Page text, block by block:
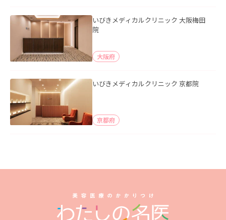
いびきメディカルクリニック 大阪梅田
院
大阪府
いびきメディカルクリニック 京都院
京都府